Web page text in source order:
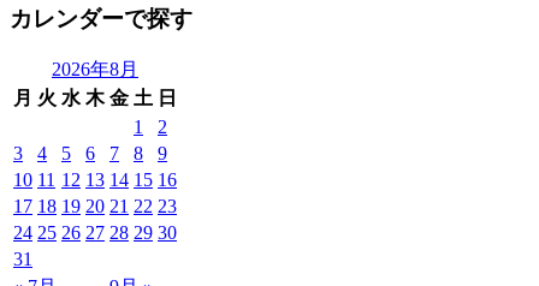
カレンダーで探す
2026年8月
月 火 水 木 金 土 日
1
2
3
4 5 6 7 8
9
10 11 12 13 14 15 16
17 18 19 20 21 22 23
24 25 26 27 28 29 30
31